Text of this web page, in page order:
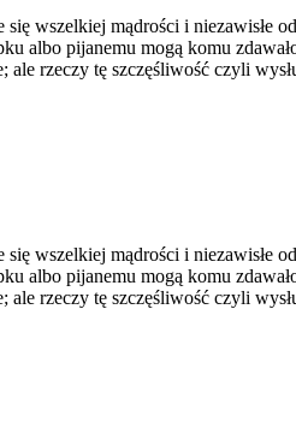
wszelkiej mądrości i niezawisłe
albo pijanemu mogą komu
rzeczy tę szczęśliwość czyli
wszelkiej mądrości i niezawisłe
albo pijanemu mogą komu
rzeczy tę szczęśliwość czyli